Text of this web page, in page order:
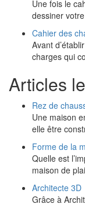
Une fois le
dessiner
Cahier des
Avant
charges qui
Articles
Rez de
Une maison
elle être
Forme de la
Quelle est
maison de
Architecte 3D
Grâce à